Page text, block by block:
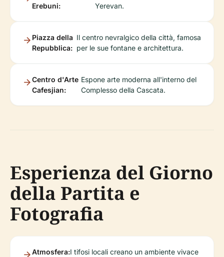
Erebuni:
Yerevan.
Piazza della
Repubblica:
Il centro nevralgico della città, famosa
per le sue fontane e architettura.
Centro d'Arte
Cafesjian:
Espone arte moderna all'interno del
Complesso della Cascata.
Esperienza del Giorno
della Partita e
Fotografia
Atmosfera:I tifosi locali creano un ambiente vivace